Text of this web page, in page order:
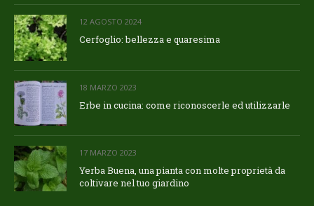
12 AGOSTO 2024
Cerfoglio: bellezza e quaresima
18 MARZO 2023
Erbe in cucina: come riconoscerle ed utilizzarle
17 MARZO 2023
Yerba Buena, una pianta con molte proprietà da
coltivare nel tuo giardino